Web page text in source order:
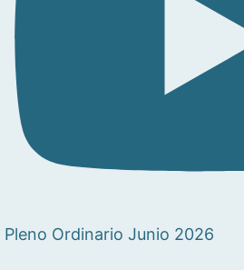
Pleno Ordinario Junio 2026